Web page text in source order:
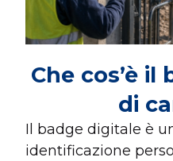
Che cos’è
di
Il badge digitale è
identificazione